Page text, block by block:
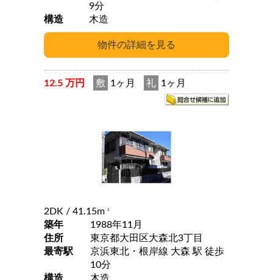
9分
構造
木造
12.5 万円 敷 1ヶ月 礼 1ヶ月
2DK / 41.15m 2
築年
1988年11月
住所
東京都大田区大森北3丁目
最寄駅
京浜東北・根岸線 大森 駅 徒歩
10分